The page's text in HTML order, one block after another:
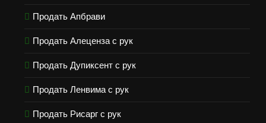
Продать Апбрави
Продать Алеценза с рук
Продать Дупиксент с рук
Продать Ленвима с рук
Продать Рисарг с рук